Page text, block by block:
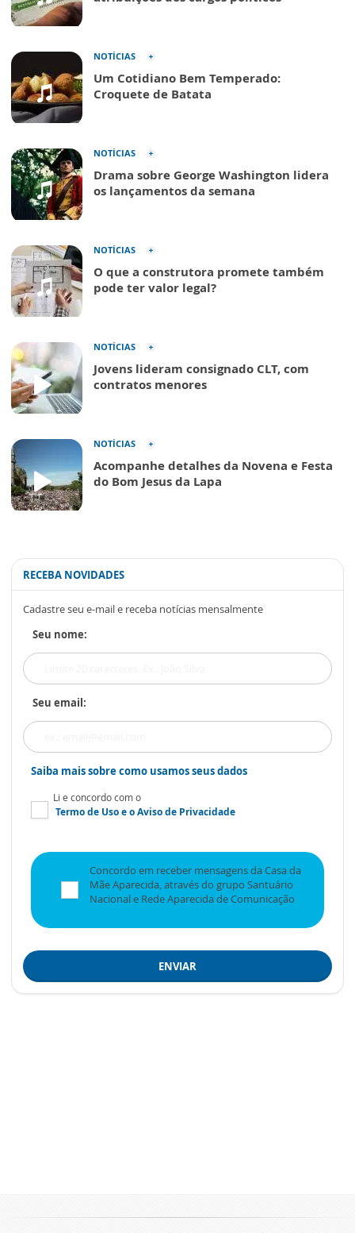
NOTÍCIAS
Um Cotidiano Bem Temperado:
Croquete de Batata
NOTÍCIAS
Drama sobre George Washington lidera
os lançamentos da semana
NOTÍCIAS
O que a construtora promete também
pode ter valor legal?
NOTÍCIAS
Jovens lideram consignado CLT, com
contratos menores
NOTÍCIAS
Acompanhe detalhes da Novena e Festa
do Bom Jesus da Lapa
RECEBA NOVIDADES
Cadastre seu e-mail e receba notícias mensalmente
Seu nome:
Seu email:
Saiba mais sobre como usamos seus dados
Li e concordo com o
Termo de Usoe oAviso de Privacidade
Concordo em receber mensagens da Casa da
Mãe Aparecida, através do grupo Santuário
Nacional e Rede Aparecida de Comunicação
ENVIAR